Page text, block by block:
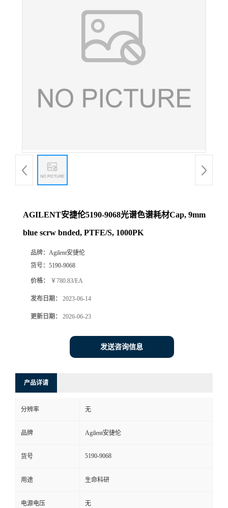
AGILENT安捷伦5190-9068光谱色谱耗材Cap, 9mm
blue scrw bnded, PTFE/S, 1000PK
品牌： Agilent安捷伦
货号： 5190-9068
价格： ￥780.83/EA
发布日期： 2023-06-14
更新日期： 2026-06-23
发送咨询信息
产品详请
分辨率 无
品牌 Agilent安捷伦
货号 5190-9068
用途 生命科研
电源电压 无